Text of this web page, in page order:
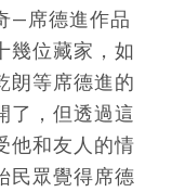
—席德進作品
幾位藏家，如
朗等席德進的
了，但透過這
他和友人的情
民眾覺得席德